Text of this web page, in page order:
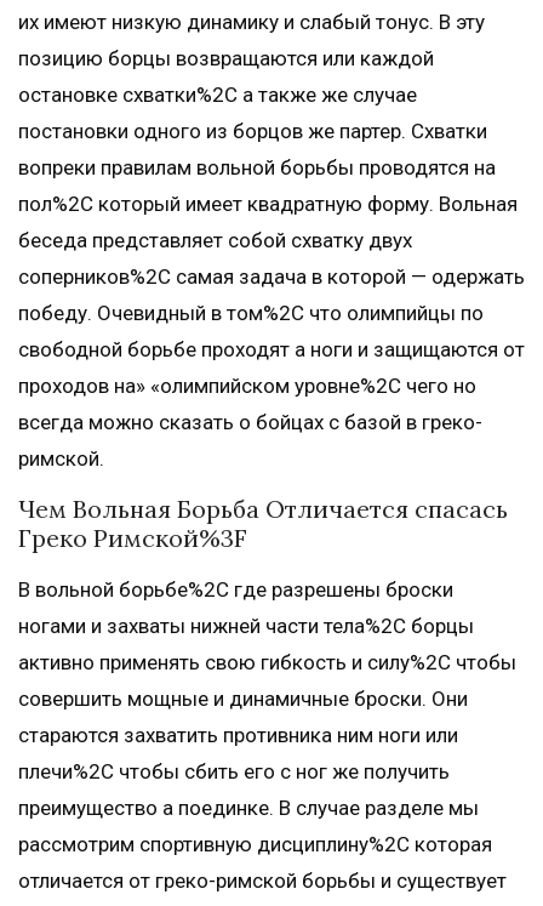
их имеют низкую динамику и слабый тонус. В эту
позицию борцы возвращаются или каждой
остановке схватки%2C а также же случае
постановки одного из борцов же партер. Схватки
вопреки правилам вольной борьбы проводятся на
пол%2C который имеет квадратную форму. Вольная
беседа представляет собой схватку двух
соперников%2C самая задача в которой — одержать
победу. Очевидный в том%2C что олимпийцы по
свободной борьбе проходят а ноги и защищаются от
проходов на» «олимпийском уровне%2C чего но
всегда можно сказать о бойцах с базой в греко-
римской.
Чем Вольная Борьба Отличается спасась
Греко Римской%3F
В вольной борьбе%2C где разрешены броски
ногами и захваты нижней части тела%2C борцы
активно применять свою гибкость и силу%2C чтобы
совершить мощные и динамичные броски. Они
стараются захватить противника ним ноги или
плечи%2C чтобы сбить его с ног же получить
преимущество а поединке. В случае разделе мы
рассмотрим спортивную дисциплину%2C которая
отличается от греко-римской борьбы и существует